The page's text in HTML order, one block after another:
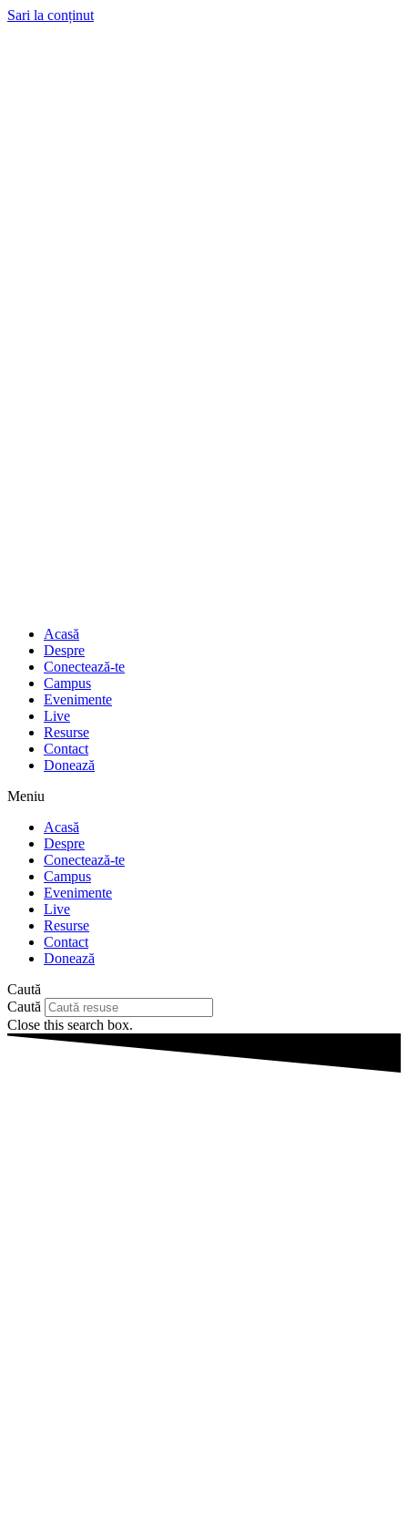
Sari la conținut
Acasă
Despre
Conectează-te
Campus
Evenimente
Live
Resurse
Contact
Donează
Meniu
Acasă
Despre
Conectează-te
Campus
Evenimente
Live
Resurse
Contact
Donează
Caută
Caută
Close this search box.